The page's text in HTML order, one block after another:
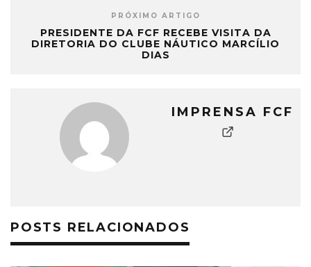
PRÓXIMO ARTIGO
PRESIDENTE DA FCF RECEBE VISITA DA
DIRETORIA DO CLUBE NÁUTICO MARCÍLIO
DIAS
IMPRENSA FCF
POSTS RELACIONADOS